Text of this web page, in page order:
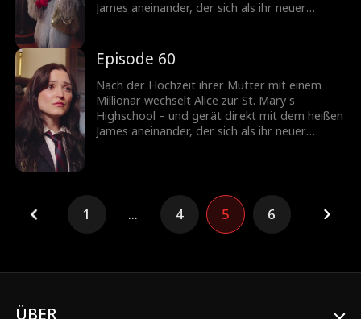
James aneinander, der sich als ihr neuer
knisternden Spannung mehr?
Episode 60
Nach der Hochzeit ihrer Mutter mit einem
Millionär wechselt Alice zur St. Mary's
Highschool – und gerät direkt mit dem heißen
James aneinander, der sich als ihr neuer
1 ... 4 5 6
ÜBER